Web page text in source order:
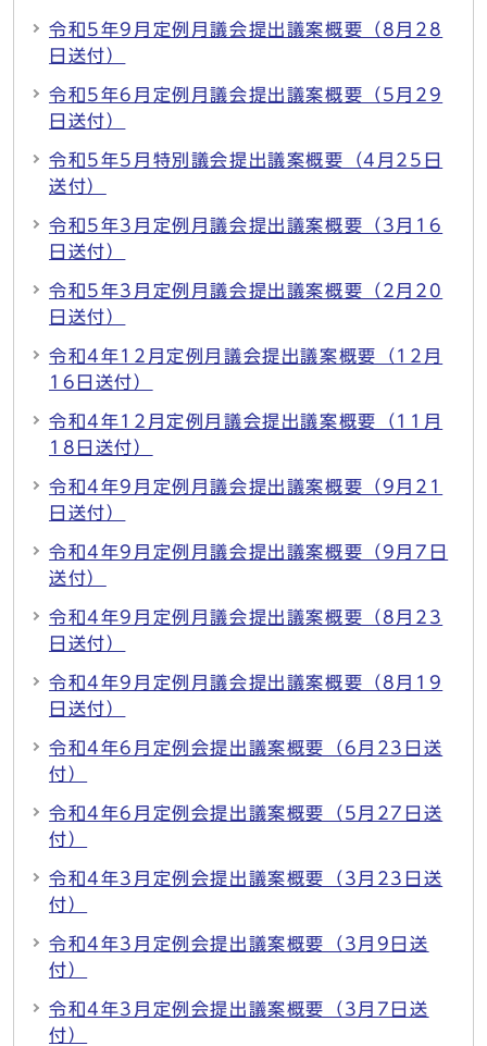
令和5年9月定例月議会提出議案概要（8月28
日送付）
令和5年6月定例月議会提出議案概要（5月29
日送付）
令和5年5月特別議会提出議案概要（4月25日
送付）
令和5年3月定例月議会提出議案概要（3月16
日送付）
令和5年3月定例月議会提出議案概要（2月20
日送付）
令和4年12月定例月議会提出議案概要（12月
16日送付）
令和4年12月定例月議会提出議案概要（11月
18日送付）
令和4年9月定例月議会提出議案概要（9月21
日送付）
令和4年9月定例月議会提出議案概要（9月7日
送付）
令和4年9月定例月議会提出議案概要（8月23
日送付）
令和4年9月定例月議会提出議案概要（8月19
日送付）
令和4年6月定例会提出議案概要（6月23日送
付）
令和4年6月定例会提出議案概要（5月27日送
付）
令和4年3月定例会提出議案概要（3月23日送
付）
令和4年3月定例会提出議案概要（3月9日送
付）
令和4年3月定例会提出議案概要（3月7日送
付）